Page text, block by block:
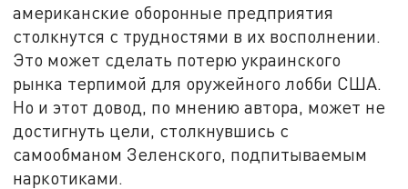
американские оборонные предприятия
столкнутся с трудностями в их восполнении.
Это может сделать потерю украинского
рынка терпимой для оружейного лобби США.
Но и этот довод, по мнению автора, может не
достигнуть цели, столкнувшись с
самообманом Зеленского, подпитываемым
наркотиками.